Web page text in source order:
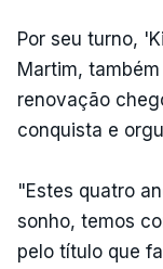
Por seu turno,
Martim,
renovação
conquista e
"Estes quatro
sonho, temos
pelo título que